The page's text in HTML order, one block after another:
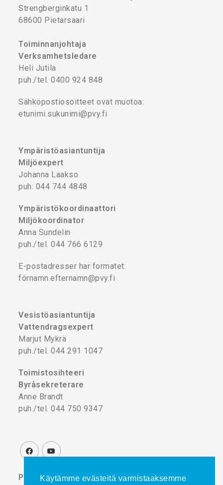
Strengberginkatu 1
68600 Pietarsaari
Toiminnanjohtaja
Verksamhetsledare
Heli Jutila
puh./tel. 0400 924 848
Sähköpostiosoitteet ovat muotoa:
etunimi.sukunimi@pvy.fi
Ympäristöasiantuntija
Miljöexpert
Johanna Laakso
puh: 044 744 4848
Ympäristökoordinaattori
Miljökoordinator
Anna Sundelin
puh./tel. 044 766 6129
E-postadresser har formatet:
förnamn.efternamn@pvy.fi
Vesistöasiantuntija
Vattendragsexpert
Marjut Mykrä
puh./tel. 044 291 1047
Toimistosihteeri
Byråsekreterare
Anne Brandt
puh./tel. 044 750 9347
Projektikoordinaattori
Käytämme evästeitä varmistaaksemme